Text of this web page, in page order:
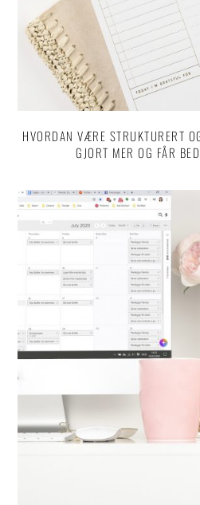
HVORDAN VÆRE STRUKTURERT
GJORT MER OG FÅR